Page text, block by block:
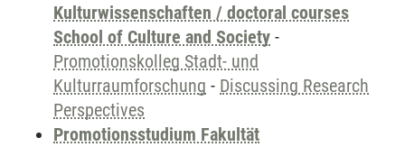
Kulturwissenschaften / doctoral courses
School of Culture and Society -
Promotionskolleg Stadt- und
Kulturraumforschung - Discussing Research
Perspectives
Promotionsstudium Fakultät